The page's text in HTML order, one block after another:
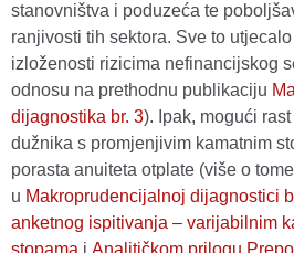
stanovništva i poduzeća te
ranjivosti tih sektora. Sve to
izloženosti rizicima nefinancijskog
odnosu na prethodnu publikaciju
dijagnostika br. 3). Ipak, mogući
dužnika s promjenjivim kamatnim
porasta anuiteta otplate (više o
u Makroprudencijalnoj dijagnostici
anketnog ispitivanja – varijabilnim
stopama i Analitičkom prilogu